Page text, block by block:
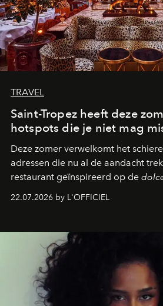
TRAVEL
Saint-Tropez heeft deze
hotspots die je niet mag
Deze zomer verwelkomt het
adressen die nu al de aandacht
restaurant geïnspireerd op de
zestig, een Japanse hotspot die na
verandert in een bruisende
neerstrijkt in Saint-Tropez. Dit zijn
die deze zomer de toon zetten, van
zwoele nachten.
22.07.2026 by L'OFFICIEL